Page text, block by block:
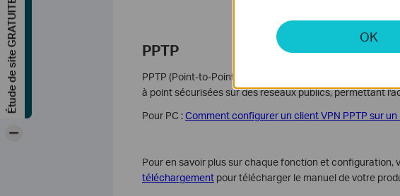
PPTP
PPTP (Point-to-Point Tunneling Protocol) est un
à point sécurisées sur des réseaux publics, permettant
Pour PC :Comment configurer un client VPN PPTP sur un
Pour en savoir plus sur chaque fonction et configuration,
téléchargementpour télécharger le manuel de votre
OK
Étude de site GRATUITE
-